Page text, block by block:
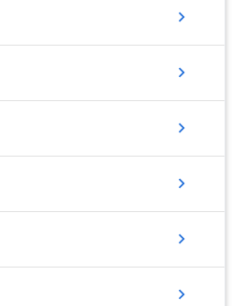
chevron_right
chevron_right
chevron_right
chevron_right
chevron_right
chevron_right